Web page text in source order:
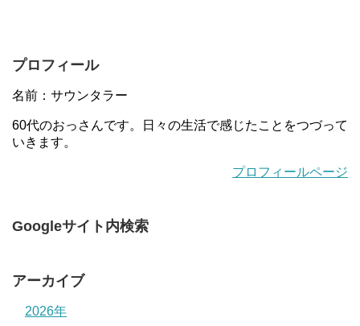
プロフィール
名前：サウンタラー
60代のおっさんです。日々の生活で感じたことをつづって
いきます。
プロフィールページ
Googleサイト内検索
アーカイブ
2026年